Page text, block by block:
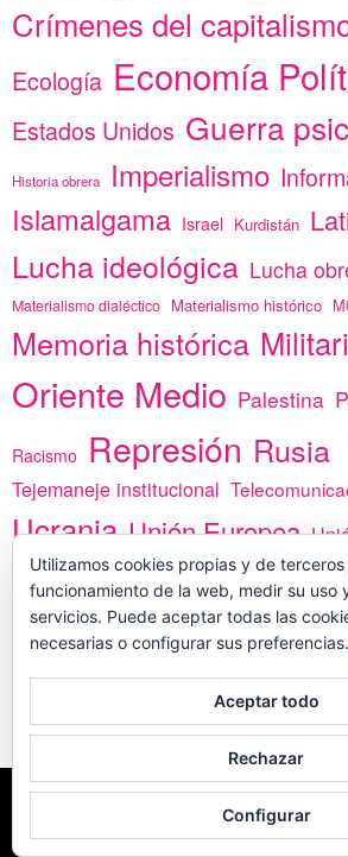
Crímenes del
Ecología Economía
Estados Unidos Guerra
Historia obrera Imperialismo
Islamalgama Israel Kurdistán
Lucha ideológica Lucha
Materialismo dialéctico Materialismo histórico
Memoria histórica
Oriente Medio Palestina
Racismo Represión Rusia
Tejemaneje institucional
Ucrania Unión Europea
vacunas Yemen África
PREGÚNTANOS
MADE WITH
PORWPLOOK THEMES
Utilizamos cookies propias y de
funcionamiento de la web, medir su uso
servicios. Puede aceptar todas las
necesarias o configurar sus preferencias.
Aceptar todo
Rechazar
Configurar